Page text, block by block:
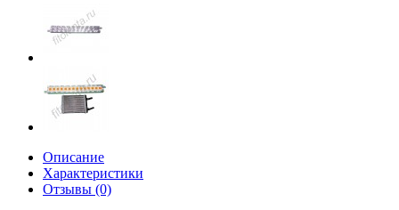
Описание
Характеристики
Отзывы (0)